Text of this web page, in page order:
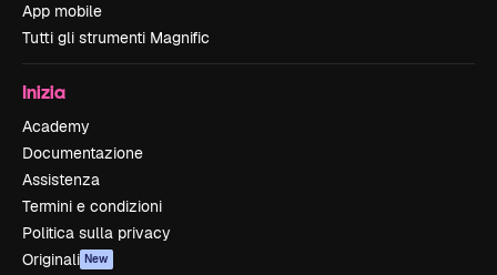
App mobile
Tutti gli strumenti Magnific
Inizia
Academy
Documentazione
Assistenza
Termini e condizioni
Politica sulla privacy
Originali New